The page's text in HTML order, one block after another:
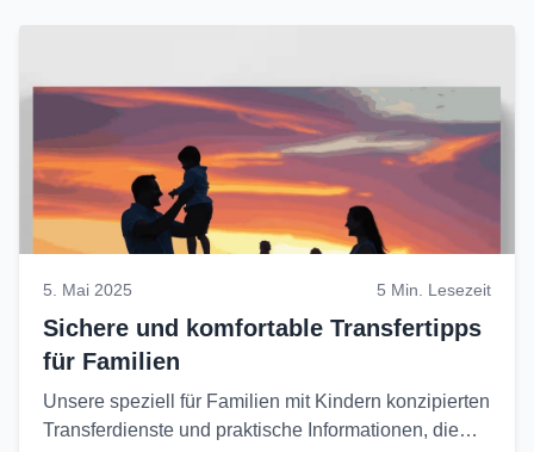
5. Mai 2025 5 Min. Lesezeit
Sichere und komfortable Transfertipps
für Familien
Unsere speziell für Familien mit Kindern konzipierten
Transferdienste und praktische Informationen, die